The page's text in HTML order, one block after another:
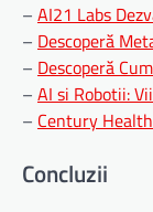
– AI21 Labs
– Descoperă
– Descoperă
– AI si Robotii:
– Century
Concluzii